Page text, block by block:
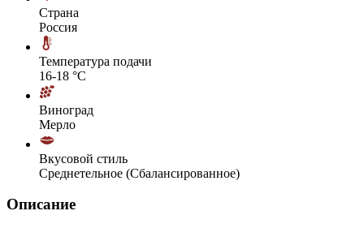
Страна
Россия
Температура подачи
16-18 °С
Виноград
Мерло
Вкусовой стиль
Среднетельное (Сбалансированное)
Описание